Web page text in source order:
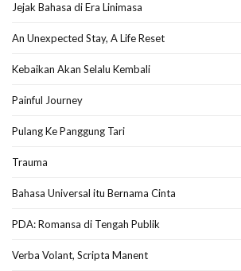
Jejak Bahasa di Era Linimasa
An Unexpected Stay, A Life Reset
Kebaikan Akan Selalu Kembali
Painful Journey
Pulang Ke Panggung Tari
Trauma
Bahasa Universal itu Bernama Cinta
PDA: Romansa di Tengah Publik
Verba Volant, Scripta Manent